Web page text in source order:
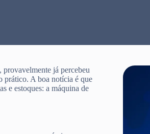
provavelmente já percebeu
prático. A boa notícia é que
e estoques: a máquina de